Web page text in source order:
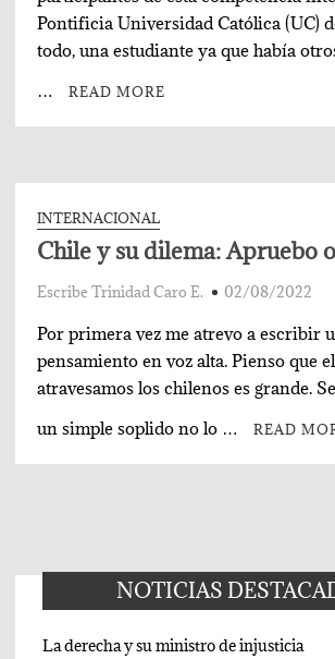
Pontificia Universidad Católica (UC)
todo, una estudiante ya que había
…
READ MORE
INTERNACIONAL
Chile y su dilema: Apruebo
Escribe Trinidad Caro E. 02/08/2022
Por primera vez me atrevo a escribir
pensamiento en voz alta. Pienso que
atravesamos los chilenos es grande.
un simple soplido no lo …
READ
NOTICIAS
La derecha y su ministro de injusticia